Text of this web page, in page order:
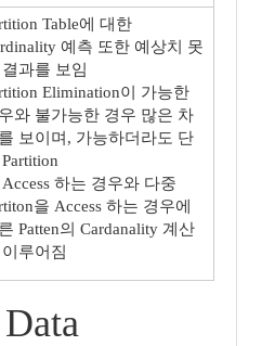
Table에 대한
예측 또한 예상치 못
과를 보임
Elimination이 가능한
와 불가능한 경우 많은 차
보이며, 가능하더라도 단
하는 경우와 다중
을 Access 하는 경우에
Patten의 Cardanality 계산
루어짐